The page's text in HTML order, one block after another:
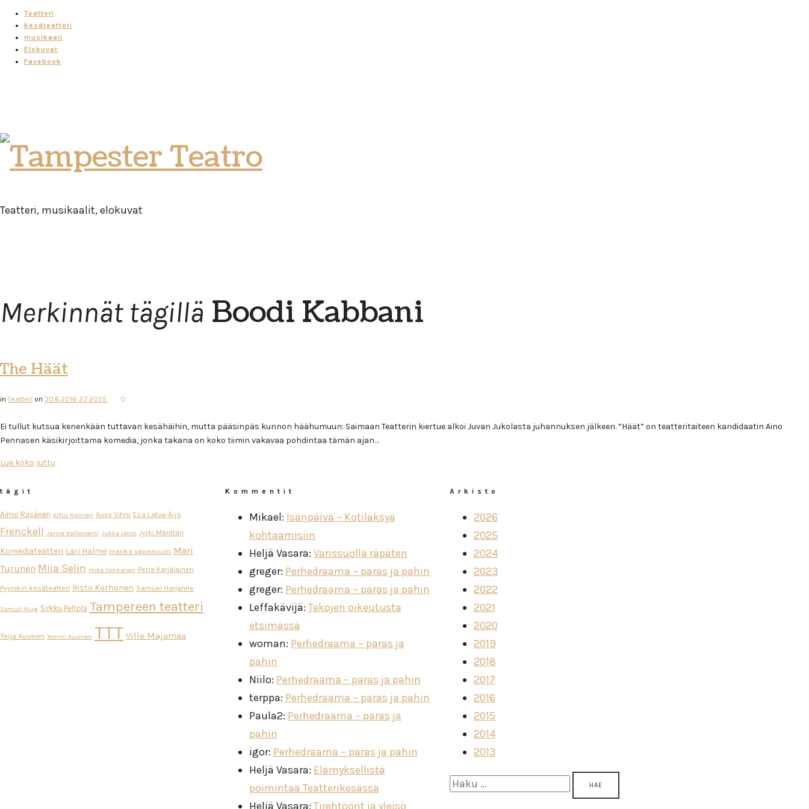
Teatteri
kesäteatteri
musikaali
Elokuvat
Facebook
Tampester
Teatro
Teatteri, musikaalit, elokuvat
Merkinnät tägillä Boodi Kabbani
The Häät
inTeatteri on 30.6.2016 2.7.2025 0
Ei tullut kutsua kenenkään tuttavan kesähäihin, mutta pääsinpäs kunnon häähumuun: Saimaan Teatterin kiertue alkoi Juvan Jukolasta juhannuksen jälkeen. ”Häät” on teatteritaiteen kandidaatin Aino
Pennasen käsikirjoittama komedia, jonka takana on koko tiimin vakavaa pohdintaa tämän ajan…
Lue koko juttu
tägit
Aimo Räsänen Arttu Ratinen Auvo Vihro Esa Latva-Äijö
Frenckell Janne Kallioniemi Jukka Leisti Jyrki Mänttäri
Komediateatteri Lari Halme marika vapaavuori Mari
Turunen Miia Selin mika honkanen Petra Karjalainen
Pyynikin kesäteatteri Risto Korhonen Samuel Harjanne
Samuli Muje Sirkku Peltola Tampereen teatteri
Teija Auvinen Tommi Auvinen TTT Ville Majamaa
Kommentit
Mikael: Isänpäivä – Kotiläksyä
kohtaamisiin
Heljä Vasara: Varissuolla räpäten
greger: Perhedraama – paras ja pahin
greger: Perhedraama – paras ja pahin
Leffakävijä: Tekojen oikeutusta
etsimässä
woman: Perhedraama – paras ja
pahin
Niilo: Perhedraama – paras ja pahin
terppa: Perhedraama – paras ja pahin
Paula2: Perhedraama – paras ja
pahin
igor: Perhedraama – paras ja pahin
Heljä Vasara: Elämyksellistä
poimintaa Teatterikesässä
Heljä Vasara: Tirehtöörit ja yleisö
Arkisto
2026
2025
2024
2023
2022
2021
2020
2019
2018
2017
2016
2015
2014
2013
Haku: